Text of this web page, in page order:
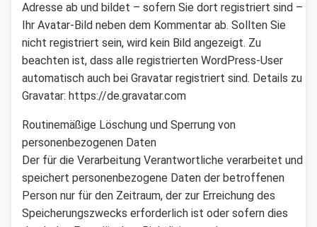
Adresse ab und bildet – sofern Sie dort registriert sind –
Ihr Avatar-Bild neben dem Kommentar ab. Sollten Sie
nicht registriert sein, wird kein Bild angezeigt. Zu
beachten ist, dass alle registrierten WordPress-User
automatisch auch bei Gravatar registriert sind. Details zu
Gravatar: https://de.gravatar.com
Routinemäßige Löschung und Sperrung von
personenbezogenen Daten
Der für die Verarbeitung Verantwortliche verarbeitet und
speichert personenbezogene Daten der betroffenen
Person nur für den Zeitraum, der zur Erreichung des
Speicherungszwecks erforderlich ist oder sofern dies